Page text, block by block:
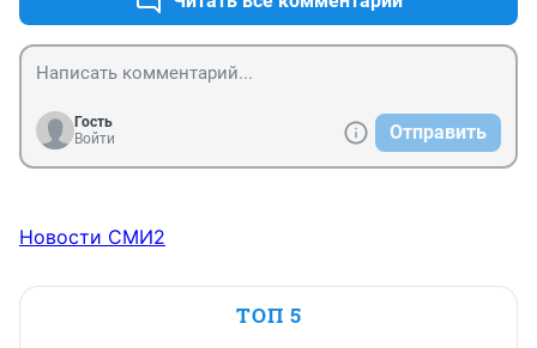
Гость
Войти
Отправить
Новости СМИ2
ТОП 5